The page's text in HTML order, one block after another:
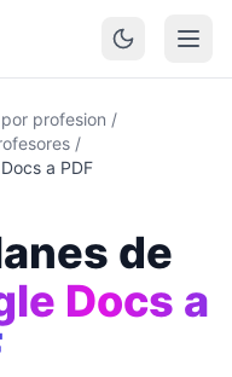
profesion /
/
a PDF
de
Docs a